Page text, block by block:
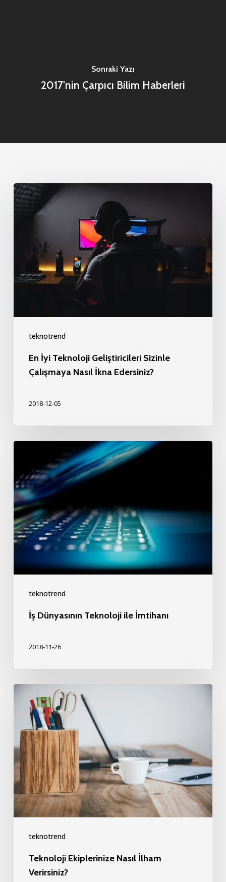
Sonraki Yazı
2017'nin Çarpıcı Bilim Haberleri
teknotrend
En
İyi
Geliştiricileri
Sizinle
Çalışmaya
Edersiniz?
En İyi Teknoloji Geliştiricileri Sizinle
Çalışmaya Nasıl İkna Edersiniz?
2018-12-05
teknotrend
Dünyasının
Teknoloji
ile
İmtihanı
İş Dünyasının Teknoloji ile İmtihanı
2018-11-26
teknotrend
Teknoloji
Ekiplerinize
Nasıl
İlham
Verirsiniz?
Teknoloji Ekiplerinize Nasıl İlham
Verirsiniz?